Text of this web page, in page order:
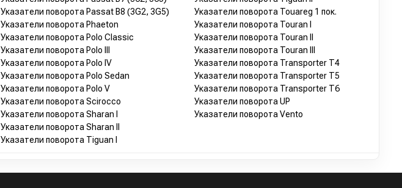
Указатели поворота Passat B8 (3G2, 3G5)
Указатели поворота Phaeton
Указатели поворота Polo Classic
Указатели поворота Polo III
Указатели поворота Polo IV
Указатели поворота Polo Sedan
Указатели поворота Polo V
Указатели поворота Scirocco
Указатели поворота Sharan I
Указатели поворота Sharan II
Указатели поворота Tiguan I
Указатели поворота Touareg 1 пок.
Указатели поворота Touran I
Указатели поворота Touran II
Указатели поворота Touran III
Указатели поворота Transporter T4
Указатели поворота Transporter T5
Указатели поворота Transporter T6
Указатели поворота UP
Указатели поворота Vento